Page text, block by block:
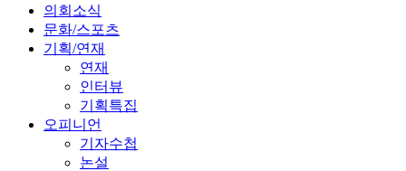
의회소식
문화/스포츠
기획/연재
연재
인터뷰
기획특집
오피니언
기자수첩
논설